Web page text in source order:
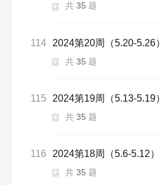
共 35 题
114 2024第20周（5.20-5.26）
共 35 题
115 2024第19周（5.13-5.19）
共 35 题
116 2024第18周（5.6-5.12）
共 35 题